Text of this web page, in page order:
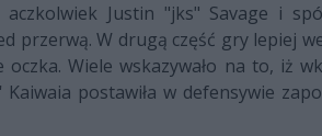
Justin "jks" Savage i
przerwą. W drugą część gry lepiej
Wiele wskazywało na to, iż
postawiła w defensywie